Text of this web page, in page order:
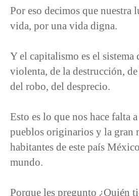
Por eso decimos que nuestra
vida, por una vida digna.
Y el capitalismo es el sistema
violenta, de la destrucción,
del robo, del desprecio.
Esto es lo que nos hace falta
pueblos originarios y la gran
habitantes de este país
mundo.
Porque les pregunto ¿Quién